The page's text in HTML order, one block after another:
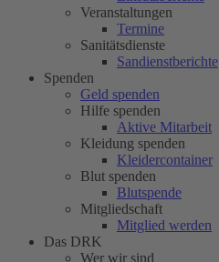
Veranstaltungen
Termine
Sanitätsdienste
Sandienstberichte
Spenden
Geld spenden
Hilfe spenden
Aktive Mitarbeit
Kleidung spenden
Kleidercontainer
Blut spenden
Blutspende
Mitgliedschaft
Mitglied werden
Das DRK
Wer wir sind